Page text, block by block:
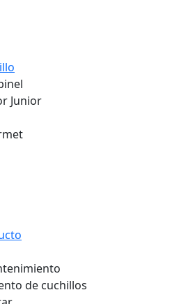
Junior
de cuchillos